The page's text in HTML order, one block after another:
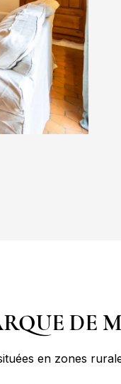
DE
en zones